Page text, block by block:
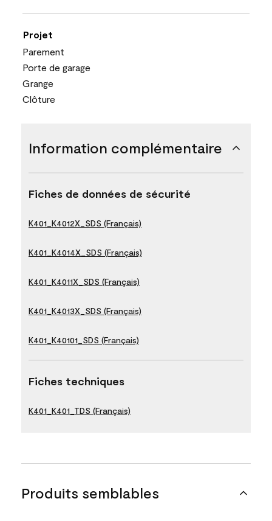
Projet
Parement
Porte de garage
Grange
Clôture
Information complémentaire
Fiches de données de sécurité
K401_K4012X_SDS (Français)
K401_K4014X_SDS (Français)
K401_K4011X_SDS (Français)
K401_K4013X_SDS (Français)
K401_K40101_SDS (Français)
Fiches techniques
K401_K401_TDS (Français)
Produits semblables